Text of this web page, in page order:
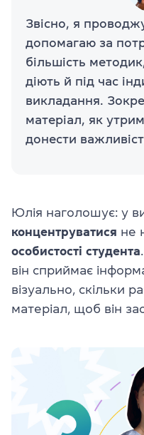
Звісно, я
допомагаю за
більшість
діють й під час
викладання.
матеріал, як
донести
Юлія наголошує: у
концентруватися не
особистості студента
він сприймає
візуально, скільки
матеріал, щоб він